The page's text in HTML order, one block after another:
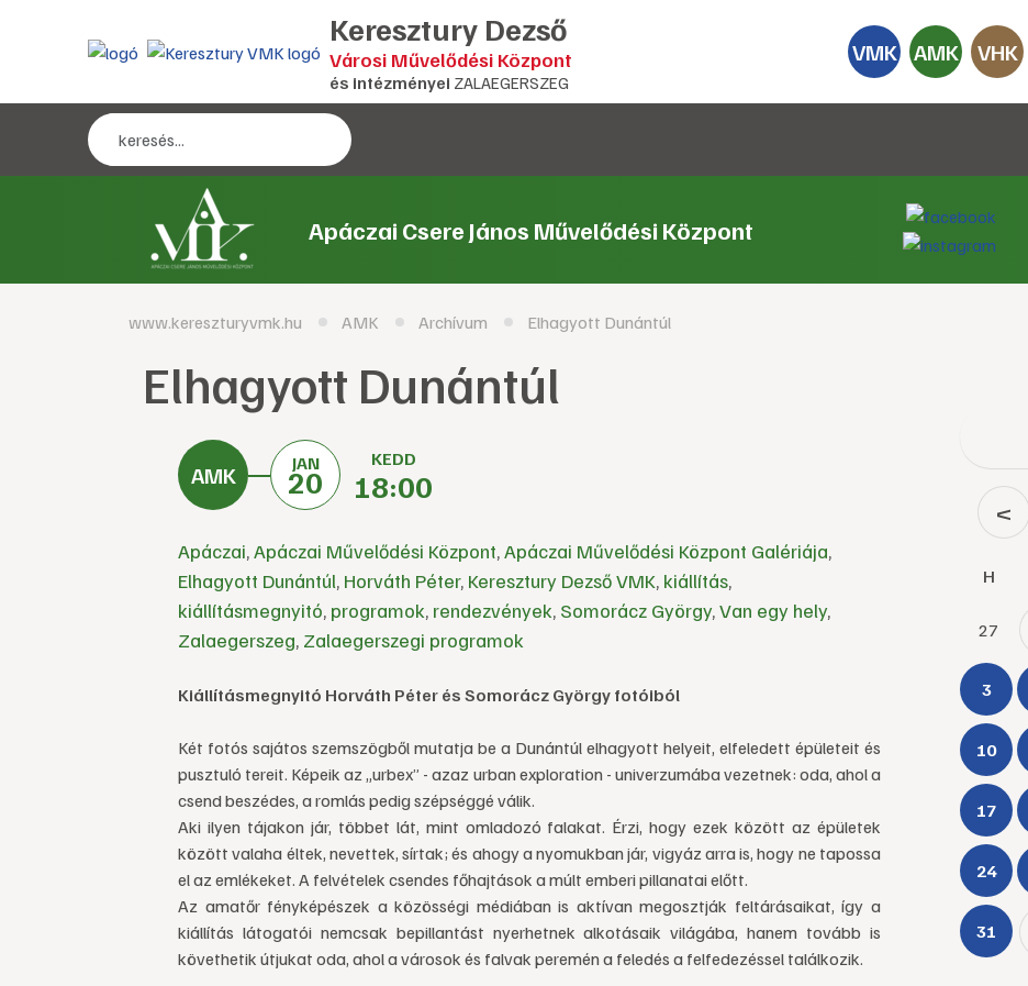
Keresztury Dezső
Városi Művelődési Központ
és intézményei ZALAEGERSZEG
VMK AMK VHK
Apáczai Csere János Művelődési Központ
www.kereszturyvmk.hu AMK Archívum Elhagyott Dunántúl
Elhagyott Dunántúl
JAN
20
KEDD
18:00
Apáczai,Apáczai Művelődési Központ,Apáczai Művelődési Központ Galériája,
Elhagyott Dunántúl, Horváth Péter, Keresztury Dezső VMK, kiállítás,
kiállításmegnyitó, programok, rendezvények, Somorácz György,Van egy hely,
Zalaegerszeg, Zalaegerszegi programok
Kiállításmegnyitó Horváth Péter és Somorácz György fotóiból
Két fotós sajátos szemszögből mutatja be a Dunántúl elhagyott helyeit, elfeledett épületeit és
pusztuló tereit. Képeik az „urbex” - azaz urban exploration - univerzumába vezetnek: oda, ahol a
csend beszédes, a romlás pedig szépséggé válik.
Aki ilyen tájakon jár, többet lát, mint omladozó falakat. Érzi, hogy ezek között az épületek
között valaha éltek, nevettek, sírtak; és ahogy a nyomukban jár, vigyáz arra is, hogy ne tapossa
el az emlékeket. A felvételek csendes főhajtások a múlt emberi pillanatai előtt.
Az amatőr fényképészek a közösségi médiában is aktívan megosztják feltárásaikat, így a
kiállítás látogatói nemcsak bepillantást nyerhetnek alkotásaik világába, hanem tovább is
követhetik útjukat oda, ahol a városok és falvak peremén a feledés a felfedezéssel találkozik.
<
H
27
3
10
17
24
31